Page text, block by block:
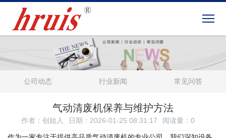
公司动态 行业新闻 常见问答
气动清废机保养与维护方法
作者：创始人 日期：2026-01-25 08:31:17 阅读量： 0